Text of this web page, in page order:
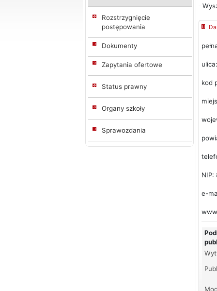
Rozstrzygnięcie
postępowania
Dokumenty
Zapytania ofertowe
Status prawny
Organy szkoły
Sprawozdania
kod
NIP:
e-